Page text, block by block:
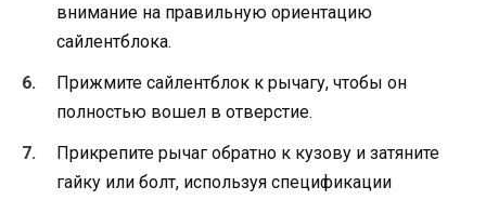
внимание на правильную ориентацию
сайлентблока.
Прижмите сайлентблок к рычагу, чтобы он
полностью вошел в отверстие.
Прикрепите рычаг обратно к кузову и затяните
гайку или болт, используя спецификации